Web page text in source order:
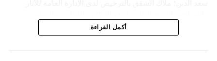
المفروشة لتفادي الوقوع في المخالفات.
أكمل القراءة